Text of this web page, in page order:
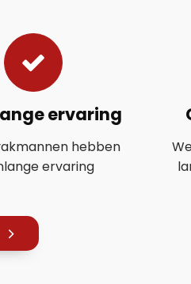
ervaring
hebben
ervaring